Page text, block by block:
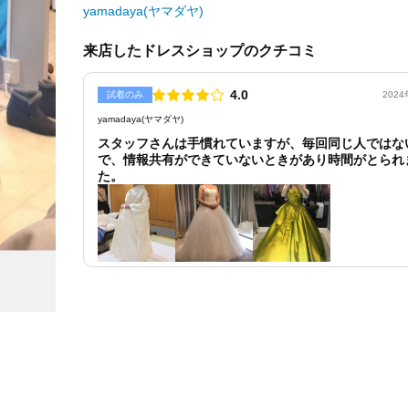
yamadaya(ヤマダヤ)
来店したドレスショップのクチコミ
試着のみ 点数
4.0 2024
yamadaya(ヤマダヤ)
スタッフさんは手慣れていますが、毎回同じ人ではな
で、情報共有ができていないときがあり時間がとられ
た。